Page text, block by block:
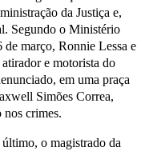
da Justiça e,
Segundo o Ministério
março, Ronnie Lessa e
e motorista do
em uma praça
Simões Correa,
crimes.
o magistrado da